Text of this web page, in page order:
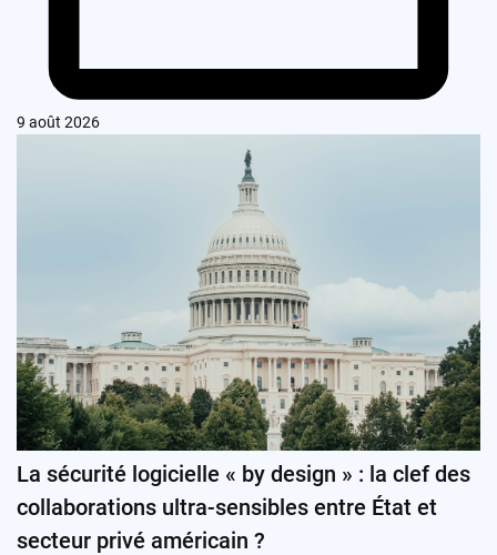
9 août 2026
La sécurité logicielle « by design » : la clef des
collaborations ultra-sensibles entre État et
secteur privé américain ?